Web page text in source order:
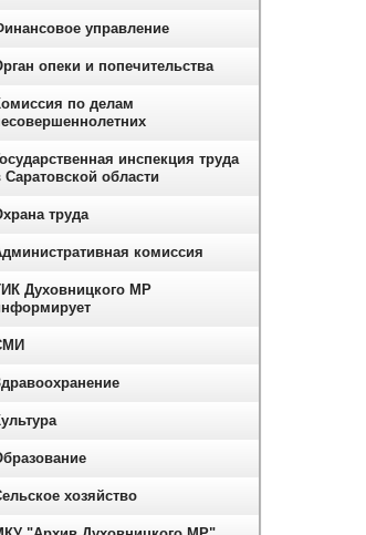
управление
опеки и попечительства
по делам
инспекция труда
Саратовской области
труда
комиссия
Духовницкого МР
хозяйство